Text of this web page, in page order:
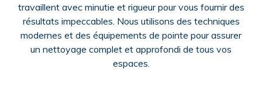
travaillent avec minutie et rigueur pour vous fournir des
résultats impeccables. Nous utilisons des techniques
modernes et des équipements de pointe pour assurer
un nettoyage complet et approfondi de tous vos
espaces.